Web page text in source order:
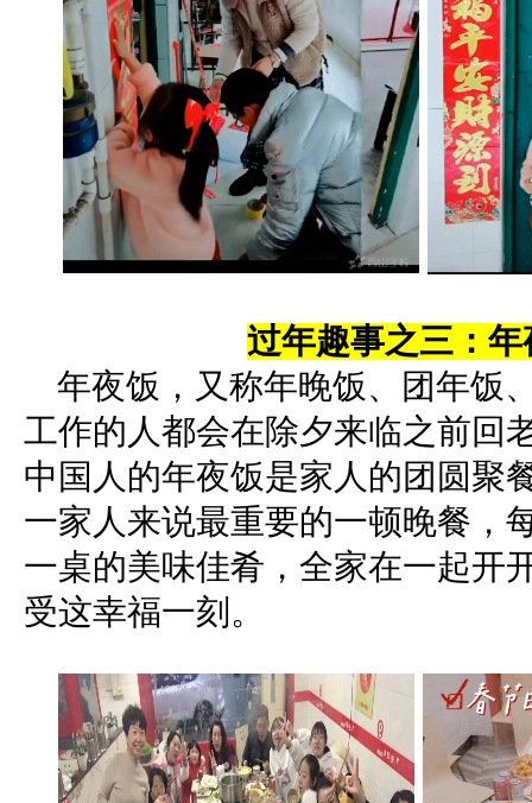
过年趣事之三：年
年夜饭，又称年晚饭、团年饭
工作的人都会在除夕来临之前回
中国人的年夜饭是家人的团圆聚
一家人来说最重要的一顿晚餐，
一桌的美味佳肴，全家在一起开
受这幸福一刻。